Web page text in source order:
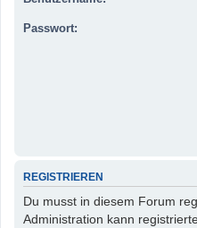
Passwort:
REGISTRIEREN
Du musst in diesem Forum
Administration kann